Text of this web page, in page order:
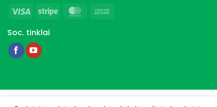
Visa
Stripe MasterCard
Soc. tinklai